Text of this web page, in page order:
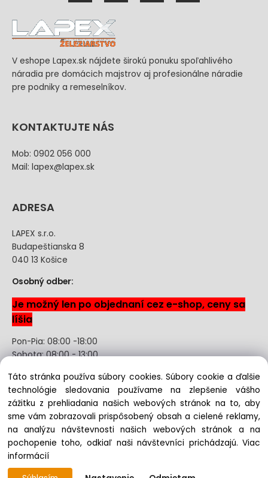
V eshope Lapex.sk nájdete širokú ponuku spoľahlivého
náradia pre domácich majstrov aj profesionálne náradie
pre podniky a remeselníkov.
KONTAKTUJTE NÁS
Mob: 0902 056 000
Mail: lapex@lapex.sk
ADRESA
LAPEX s.r.o.
Budapeštianska 8
040 13 Košice
Osobný odber:
Je možný len po objednaní cez e-shop, ceny sa
líšia
Pon-Pia: 08:00 -18:00
Sobota: 08:00 - 13:00
Odstúpenie od kúpnej zmluvy uzavretej na diaľku bez
registrácie
Copyright © 2022 lapex.sk, All rights reserved
Táto stránka používa súbory cookies. Súbory cookie a ďalšie
technológie sledovania používame na zlepšenie vášho
zážitku z prehliadania našich webových stránok na to, aby
sme vám zobrazovali prispôsobený obsah a cielené reklamy,
na analýzu návštevnosti našich webových stránok a na
pochopenie toho, odkiaľ naši návštevníci prichádzajú.Viac
informácií